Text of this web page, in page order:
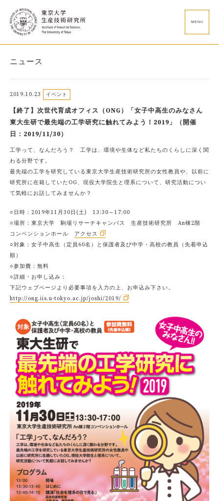
MENU
ニュース
2019.10.23 イベント
【終了】次世代育成オフィス（ONG）「女子中高生のみなさん
東大生研で最先端の工学研究に触れてみよう！2019」（開催
日：2019/11/30）
工学って、なんだろう？ 工学は、環境や生体など私たちのくらしに深く関
わる分野です。
最先端の工学を研究している東京大学生産技術研究所の女性教員や、以前に
研究所に在籍していたOG、現役大学院生と理系について、研究活動につい
て気軽にお話してみませんか？
○日時：2019年11月30日(土) 13:30～17:00
○場所：東京大学 駒場リサーチキャンパス 生産技術研究所 An棟2階
コンベンションホール アクセス
○対象：女子中高生（定員60名）と保護者及び中学・高校の教員（先着申込
順）
○参加費：無料
○詳細・お申し込み：
下記ウェブページより必要事項を入力の上、お申込み下さい。
http://ong.iis.u-tokyo.ac.jp/joshi/2019/